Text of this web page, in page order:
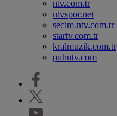
ntv.com.tr
ntvspor.net
secim.ntv.com.tr
startv.com.tr
kralmuzik.com.tr
puhutv.com